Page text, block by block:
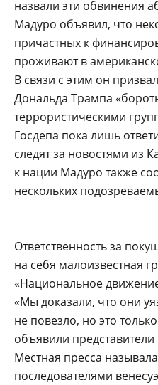
назвали эти обвинения
Мадуро объявил, что
причастных к
проживают в
В связи с этим он
Дональда Трампа
террористическими
Госдепа пока лишь
следят за новостями из
к нации Мадуро также
нескольких
Ответственность за
на себя малоизвестная
«Национальное
«Мы доказали, что они
не повезло, но это
объявили представители
Местная пресса
последователями